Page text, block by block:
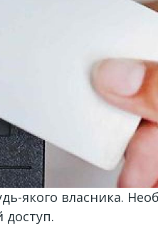
якого власника.
доступ.